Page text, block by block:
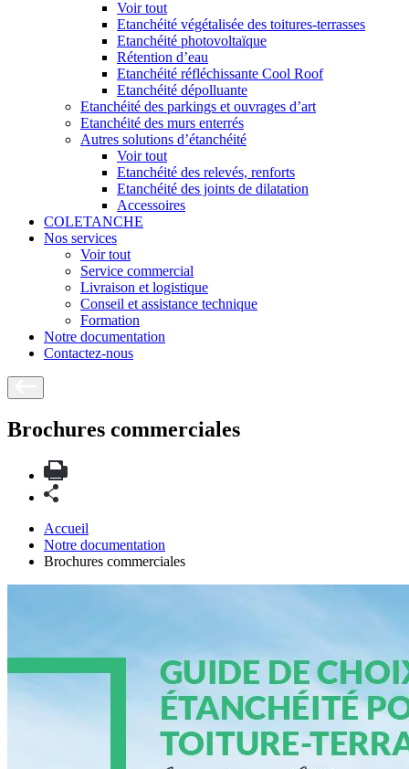
Voir tout
Etanchéité végétalisée des toitures-terrasses
Etanchéité photovoltaïque
Rétention d’eau
Etanchéité réfléchissante Cool Roof
Etanchéité dépolluante
Etanchéité des parkings et ouvrages d’art
Etanchéité des murs enterrés
Autres solutions d’étanchéité
Voir tout
Etanchéité des relevés, renforts
Etanchéité des joints de dilatation
Accessoires
COLETANCHE
Nos services
Voir tout
Service commercial
Livraison et logistique
Conseil et assistance technique
Formation
Notre documentation
Contactez-nous
Brochures commerciales
Accueil
Notre documentation
Brochures commerciales